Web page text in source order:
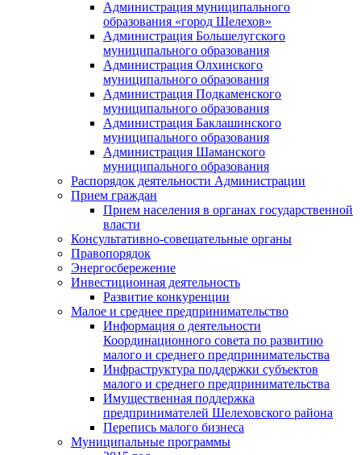
Администрация муниципального
образования «город Шелехов»
Администрация Большелугского
муниципального образования
Администрация Олхинского
муниципального образования
Администрация Подкаменского
муниципального образования
Администрация Баклашинского
муниципального образования
Администрация Шаманского
муниципального образования
Распорядок деятельности Администрации
Прием граждан
Прием населения в органах государственной
власти
Консультативно-совещательные органы
Правопорядок
Энергосбережение
Инвестиционная деятельность
Развитие конкуренции
Малое и среднее предпринимательство
Информация о деятельности
Координационного совета по развитию
малого и среднего предпринимательства
Инфраструктура поддержки субъектов
малого и среднего предпринимательства
Имущественная поддержка
предпринимателей Шелеховского района
Перепись малого бизнеса
Муниципальные программы